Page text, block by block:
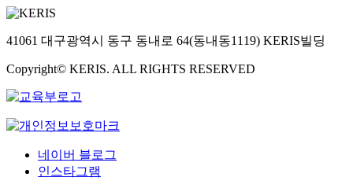
41061 대구광역시 동구 동내로 64(동내동1119) KERIS빌딩
Copyright© KERIS. ALL RIGHTS RESERVED
네이버 블로그
인스타그램